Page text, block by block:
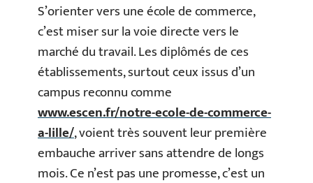
S’orienter vers une école de commerce,
c’est miser sur la voie directe vers le
marché du travail. Les diplômés de ces
établissements, surtout ceux issus d’un
campus reconnu comme
www.escen.fr/notre-ecole-de-commerce-
a-lille/, voient très souvent leur première
embauche arriver sans attendre de longs
mois. Ce n’est pas une promesse, c’est un